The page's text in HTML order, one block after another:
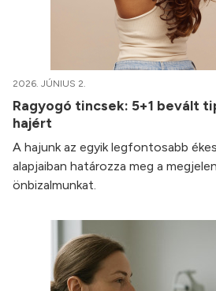
2026. JÚNIUS 2.
Ragyogó tincsek: 5+1 bevált
hajért
A hajunk az egyik legfontosabb
alapjaiban határozza meg a
önbizalmunkat.